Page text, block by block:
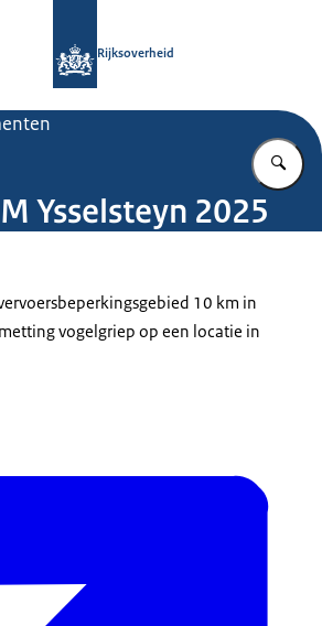
Rijksoverheid
Ysselsteyn 2025
10 km in
vogelgriep op een locatie in